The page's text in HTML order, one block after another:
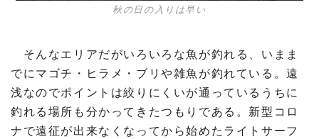
秋の日の入りは早い
そんなエリアだがいろいろな魚が釣れる、いまま
でにマゴチ・ヒラメ・ブリや雑魚が釣れている。遠
浅なのでポイントは絞りにくいが通っているうちに
釣れる場所も分かってきたつもりである。新型コロ
ナで遠征が出来なくなってから始めたライトサーフ